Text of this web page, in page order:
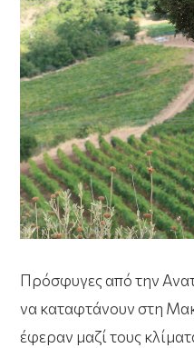
Πρόσφυγες από την
να καταφτάνουν στη
έφεραν μαζί τους